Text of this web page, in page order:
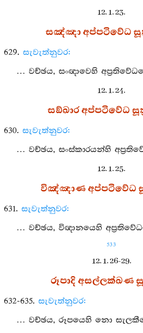
12. 1. 23.
සඤ්ඤා අප්පටිවේධ
629. සැවැත්නුවර:
… වච්ඡය, සංඥාවෙහි
12. 1. 24.
සඞ්ඛාර අප්පටිවේධ
630. සැවැත්නුවර:
… වච්ඡය, සංස්කාරයන්හි
12. 1. 25.
විඤ්ඤාණ අප්පටිවේධ
631. සැවැත්නුවර:
… වච්ඡය, විඥානයෙහි
533
12. 1. 26-29.
රූපාදි අසල්ලක්ඛණ
632-635. සැවැත්නුවර:
… වච්ඡය, රූපයෙහි නො